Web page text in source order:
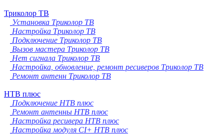
Триколор ТВ
Установка Триколор ТВ
Настройка Триколор ТВ
Подключение Триколор ТВ
Вызов мастера Триколор ТВ
Нет сигнала Триколор ТВ
Настройка, обновление, ремонт ресиверов Триколор ТВ
Ремонт антенн Триколор ТВ
НТВ плюс
Подключение НТВ плюс
Ремонт антенны НТВ плюс
Настройка ресивера НТВ плюс
Настройка модуля CI+ НТВ плюс